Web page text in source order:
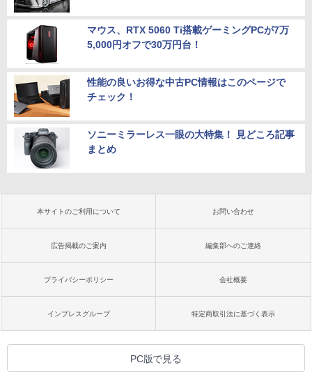
マウス、RTX 5060 Ti搭載ゲーミングPCが7万
5,000円オフで30万円台！
性能の良いお得な中古PC情報はこのページで
チェック！
ソニーミラーレス一眼の大特集！ 見どころ記事
まとめ
本サイトのご利用について お問い合わせ
広告掲載のご案内 編集部へのご連絡
プライバシーポリシー 会社概要
インプレスグループ 特定商取引法に基づく表示
PC版で見る